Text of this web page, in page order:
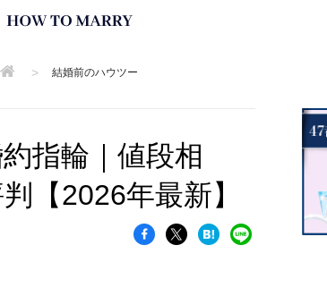
> 結婚前のハウツー
指輪｜値段相
【2026年最新】